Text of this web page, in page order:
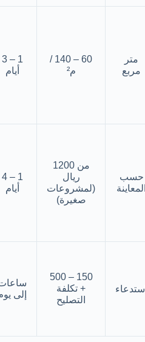
متر
مربع
60 – 140 /
م²
1 – 3
أيام
حسب
المعاينة
من 1200
ريال
(لمشروعات
صغيرة)
1 – 4
أيام
استدعاء
150 – 500
+ تكلفة
التصليح
إلى